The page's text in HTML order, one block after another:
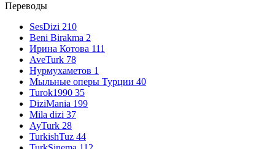
Переводы
SesDizi 210
Beni Birakma 2
Ирина Котова 111
AveTurk 78
Нурмухаметов 1
Мыльные оперы Турции 40
Turok1990 35
DiziMania 199
Mila dizi 37
AyTurk 28
TurkishTuz 44